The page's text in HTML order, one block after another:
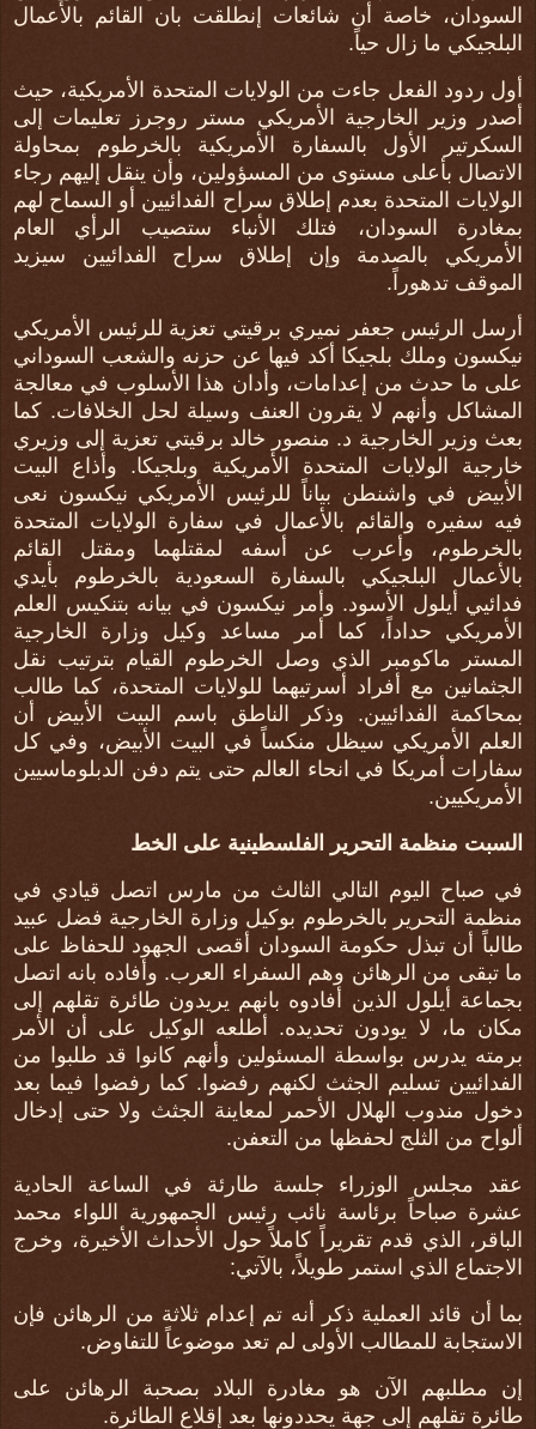
السودان، خاصة أن شائعات إنطلقت بان القائم بالأعمال
البلجيكي ما زال حياً.
أول ردود الفعل جاءت من الولايات المتحدة الأمريكية، حيث
أصدر وزير الخارجية الأمريكي مستر روجرز تعليمات إلى
السكرتير الأول بالسفارة الأمريكية بالخرطوم بمحاولة
الاتصال بأعلى مستوى من المسؤولين، وأن ينقل إليهم رجاء
الولايات المتحدة بعدم إطلاق سراح الفدائيين أو السماح لهم
بمغادرة السودان، فتلك الأنباء ستصيب الرأي العام
الأمريكي بالصدمة وإن إطلاق سراح الفدائيين سيزيد
الموقف تدهوراً.
أرسل الرئيس جعفر نميري برقيتي تعزية للرئيس الأمريكي
نيكسون وملك بلجيكا أكد فيها عن حزنه والشعب السوداني
على ما حدث من إعدامات، وأدان هذا الأسلوب في معالجة
المشاكل وأنهم لا يقرون العنف وسيلة لحل الخلافات. كما
بعث وزير الخارجية د. منصور خالد برقيتي تعزية إلى وزيري
خارجية الولايات المتحدة الأمريكية وبلجيكا. وأذاع البيت
الأبيض في واشنطن بياناً للرئيس الأمريكي نيكسون نعى
فيه سفيره والقائم بالأعمال في سفارة الولايات المتحدة
بالخرطوم، وأعرب عن أسفه لمقتلهما ومقتل القائم
بالأعمال البلجيكي بالسفارة السعودية بالخرطوم بأيدي
فدائيي أيلول الأسود. وأمر نيكسون في بيانه بتنكيس العلم
الأمريكي حداداً، كما أمر مساعد وكيل وزارة الخارجية
المستر ماكومبر الذي وصل الخرطوم القيام بترتيب نقل
الجثمانين مع أفراد أسرتيهما للولايات المتحدة، كما طالب
بمحاكمة الفدائيين. وذكر الناطق باسم البيت الأبيض أن
العلم الأمريكي سيظل منكساً في البيت الأبيض، وفي كل
سفارات أمريكا في انحاء العالم حتى يتم دفن الدبلوماسيين
الأمريكيين.
السبت منظمة التحرير الفلسطينية على الخط
في صباح اليوم التالي الثالث من مارس اتصل قيادي في
منظمة التحرير بالخرطوم بوكيل وزارة الخارجية فضل عبيد
طالباً أن تبذل حكومة السودان أقصى الجهود للحفاظ على
ما تبقى من الرهائن وهم السفراء العرب. وأفاده بانه اتصل
بجماعة أيلول الذين أفادوه بانهم يريدون طائرة تقلهم إلى
مكان ما، لا يودون تحديده. أطلعه الوكيل على أن الأمر
برمته يدرس بواسطة المسئولين وأنهم كانوا قد طلبوا من
الفدائيين تسليم الجثث لكنهم رفضوا. كما رفضوا فيما بعد
دخول مندوب الهلال الأحمر لمعاينة الجثث ولا حتى إدخال
ألواح من الثلج لحفظها من التعفن.
عقد مجلس الوزراء جلسة طارئة في الساعة الحادية
عشرة صباحاً برئاسة نائب رئيس الجمهورية اللواء محمد
الباقر، الذي قدم تقريراً كاملاً حول الأحداث الأخيرة، وخرج
الاجتماع الذي استمر طويلاً، بالآتي:
بما أن قائد العملية ذكر أنه تم إعدام ثلاثة من الرهائن فإن
الاستجابة للمطالب الأولى لم تعد موضوعاً للتفاوض.
إن مطلبهم الآن هو مغادرة البلاد بصحبة الرهائن على
طائرة تقلهم إلى جهة يحددونها بعد إقلاع الطائرة.